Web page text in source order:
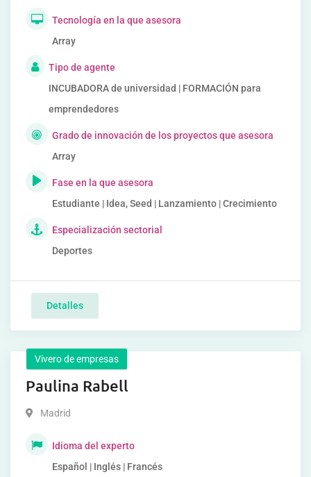
Tecnología en la que asesora
Array
Tipo de agente
INCUBADORA de universidad | FORMACIÓN para
emprendedores
Grado de innovación de los proyectos que asesora
Array
Fase en la que asesora
Estudiante | Idea, Seed | Lanzamiento | Crecimiento
Especialización sectorial
Deportes
Detalles
Vivero de empresas
Paulina Rabell
Madrid
Idioma del experto
Español | Inglés | Francés